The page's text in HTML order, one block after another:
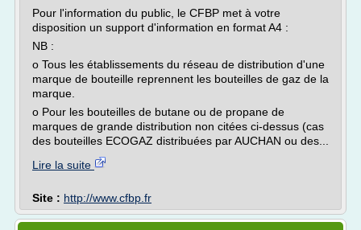
Pour l'information du public, le CFBP met à votre
disposition un support d'information en format A4 :
NB :
o Tous les établissements du réseau de distribution d'une
marque de bouteille reprennent les bouteilles de gaz de la
marque.
o Pour les bouteilles de butane ou de propane de
marques de grande distribution non citées ci-dessus (cas
des bouteilles ECOGAZ distribuées par AUCHAN ou des...
Lire la suite
Site : http://www.cfbp.fr